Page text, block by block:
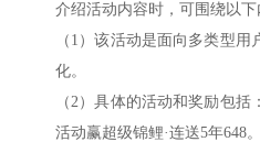
介绍活动内容时，可围绕以下
（1）该活动是面向多类型
化。
（2）具体的活动和奖励包
活动赢超级锦鲤·连送5年648。